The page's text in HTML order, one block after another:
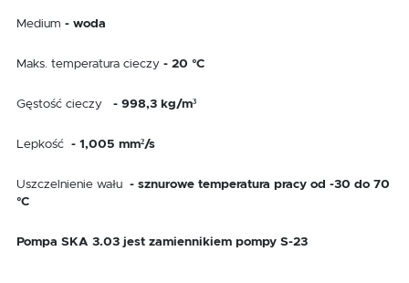
Medium - woda
Maks. temperatura cieczy - 20 °C
Gęstość cieczy - 998,3 kg/m³
Lepkość - 1,005 mm²/s
Uszczelnienie wału - sznurowe temperatura pracy od -30 do 70
°C
Pompa SKA 3.03 jest zamiennikiem pompy S-23